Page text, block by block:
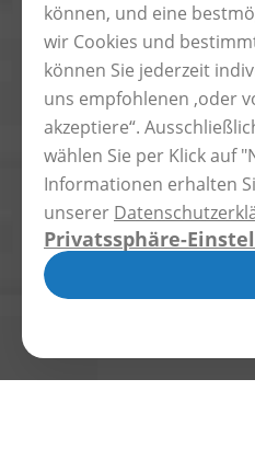
Anbieter
Zweck
URL
Cookie Name
Laufzeit
Google Maps und
können, und eine
wir Cookies und
können Sie jederzeit
uns empfohlenen ,oder
akzeptiere“.
wählen Sie per Klick auf
Informationen erhalten
unserer
Privatssphäre-